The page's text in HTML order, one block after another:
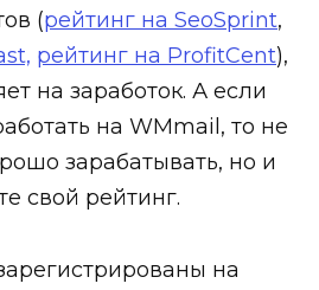
(рейтинг на SeoSprint,
рейтинг на ProfitCent),
на заработок. А если
на WMmail, то не
зарабатывать, но и
свой рейтинг.
на